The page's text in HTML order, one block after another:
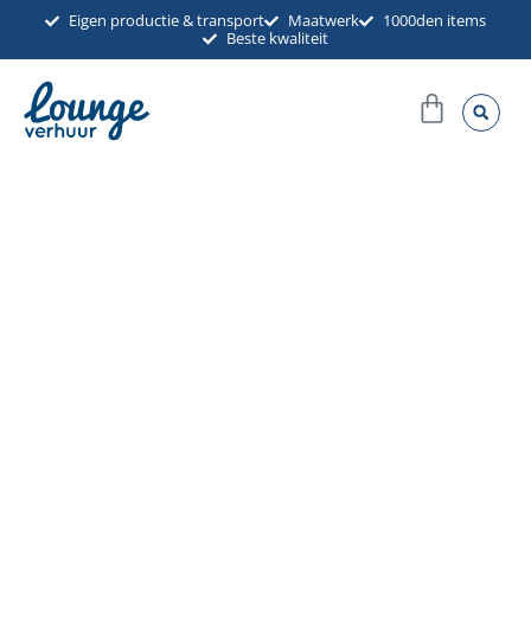
inhoud
Eigen productie & transport Maatwerk
1000den items
Beste kwaliteit